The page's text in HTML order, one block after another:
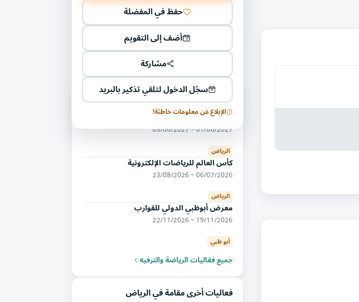
حفظ في المفضلة
أضف إلى التقويم
مشاركة
سجّل الدخول لتلقي تذكير بالبريد
الإبلاغ عن معلومات خاطئة!
فعاليات أخرى في مجال الرياضة والترفيه
المعرض السعودي للترفيه والتسلية
01/06/2027 ~ 03/06/2027
الرياض
كأس العالم للرياضات الإلكترونية
06/07/2026 ~ 23/08/2026
الرياض
معرض أبوظبي الدولي للقوارب
19/11/2026 ~ 22/11/2026
أبو ظبي
جميع فعّاليات الرياضة والترفيه
فعاليات أخرى مقامة في الرياض